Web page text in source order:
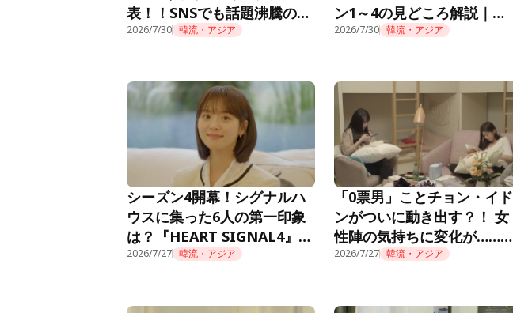
表！！SNSでも話題沸騰の痛
快オフィスファンタジー『新
首位獲得！
2026/7/30 韓流・アジア
ン1～4の見どころ解説｜
Lemino公式
2026/7/30 韓流・アジア
シーズン4開幕！シグナルハ
ウスに集った6人の第一印象
は？『HEART SIGNAL4』第
1話
2026/7/27 韓流・アジア
「0票男」ことチョン・イド
ンがついに動き出す？！ 女
性陣の気持ちに変化が……
『HEART SIGNAL3』第3話
2026/7/27 韓流・アジア